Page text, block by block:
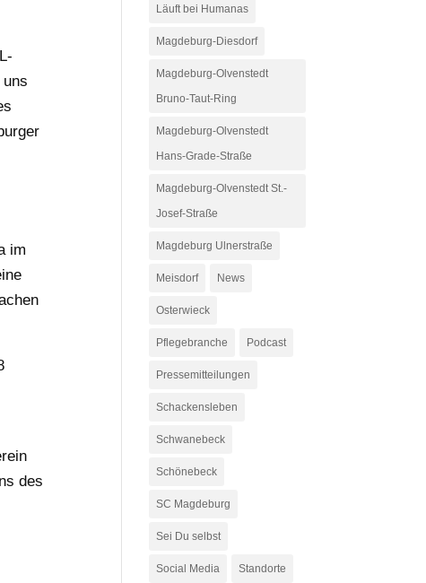
im
des
Läuft bei Humanas
Magdeburg-Diesdorf
Magdeburg-Olvenstedt
Bruno-Taut-Ring
Magdeburg-Olvenstedt
Hans-Grade-Straße
Magdeburg-Olvenstedt St.-
Josef-Straße
Magdeburg Ulnerstraße
Meisdorf News
Osterwieck
Pflegebranche Podcast
Pressemitteilungen
Schackensleben
Schwanebeck
Schönebeck
SC Magdeburg
Sei Du selbst
Social Media Standorte